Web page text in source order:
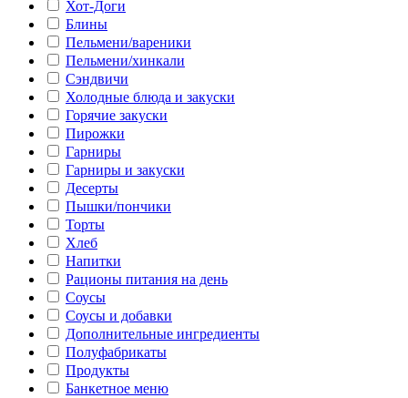
Хот-Доги
Блины
Пельмени/вареники
Пельмени/хинкали
Сэндвичи
Холодные блюда и закуски
Горячие закуски
Пирожки
Гарниры
Гарниры и закуски
Десерты
Пышки/пончики
Торты
Хлеб
Напитки
Рационы питания на день
Соусы
Соусы и добавки
Дополнительные ингредиенты
Полуфабрикаты
Продукты
Банкетное меню